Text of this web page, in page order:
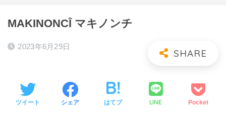
MAKINONCÎ マキノンチ
2023年6月29日
ツイート シェア はてブ LINE Pocket